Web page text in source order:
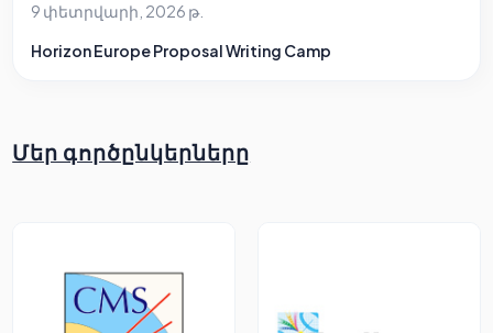
9 փետրվարի, 2026 թ.
Horizon Europe Proposal Writing Camp
Մեր գործընկերները